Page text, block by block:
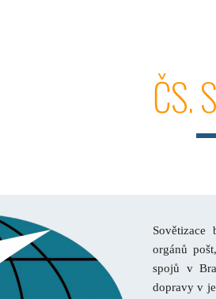
ČS.
Sovětizace
orgánů
spojů v
dopravy v